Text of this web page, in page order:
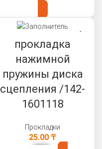
прокладка
нажимной
пружины диска
сцепления /142-
1601118
Прокладки
25.00 ₸